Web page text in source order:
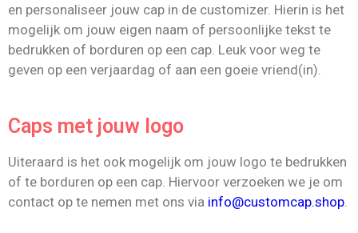
en personaliseer jouw cap in de customizer. Hierin is het
mogelijk om jouw eigen naam of persoonlijke tekst te
bedrukken of borduren op een cap. Leuk voor weg te
geven op een verjaardag of aan een goeie vriend(in).
Caps met jouw logo
Uiteraard is het ook mogelijk om jouw logo te bedrukken
of te borduren op een cap. Hiervoor verzoeken we je om
contact op te nemen met ons via info@customcap.shop.